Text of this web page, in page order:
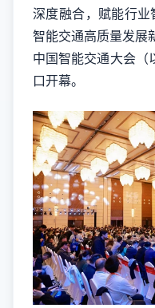
深度融合，赋能行
智能交通高质量发展
中国智能交通大会（
口开幕。